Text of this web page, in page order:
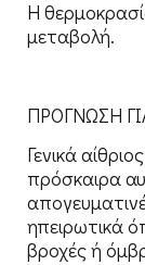
Η
μεταβολή.
ΠΡΟΓΝΩΣΗ
Γενικά
πρόσκαιρα
ηπειρωτικά
βροχές ή